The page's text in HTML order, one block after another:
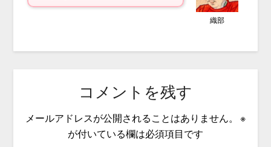
織部
コメントを残す
メールアドレスが公開されることはありません。
※
が付いている欄は必須項目です